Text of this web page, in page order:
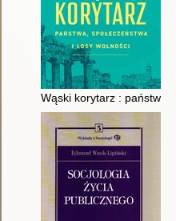
Wąski korytarz : państwa,